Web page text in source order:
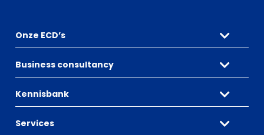
Onze ECD’s
Business consultancy
Kennisbank
Services